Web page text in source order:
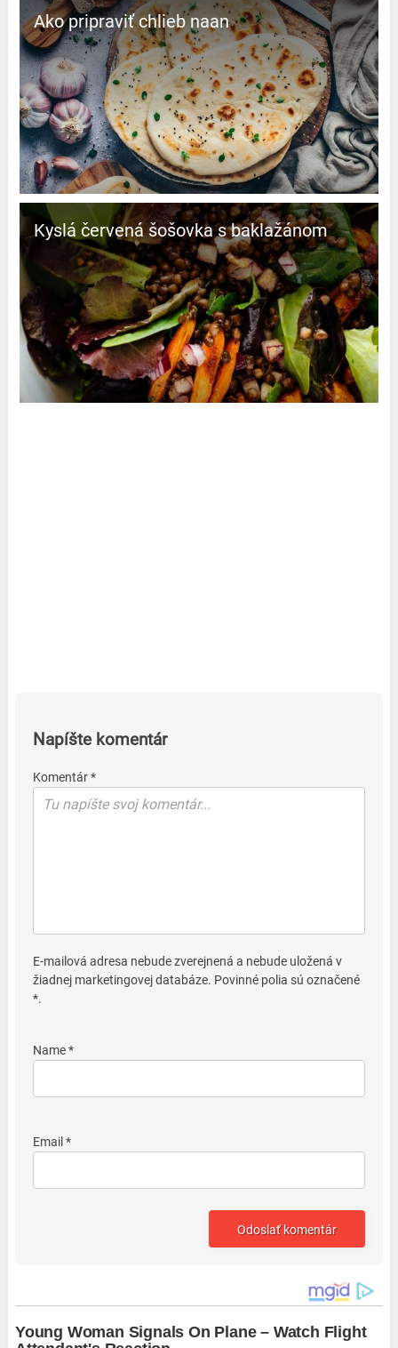
Ako pripraviť chlieb naan
Kyslá červená šošovka s baklažánom
Napíšte komentár
Komentár *
E-mailová adresa nebude zverejnená a nebude uložená v
žiadnej marketingovej databáze. Povinné polia sú označené
*.
Name *
Email *